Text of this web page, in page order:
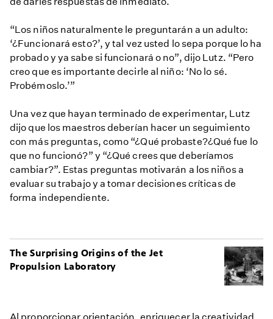
“Los niños naturalmente le preguntarán a un adulto:
‘¿Funcionará esto?’, y tal vez usted lo sepa porque lo ha
probado y ya sabe si funcionará o no”, dijo Lutz. “Pero
creo que es importante decirle al niño: ‘No lo sé.
Probémoslo.’”
Una vez que hayan terminado de experimentar, Lutz
dijo que los maestros deberían hacer un seguimiento
con más preguntas, como “¿Qué probaste?¿Qué fue lo
que no funcionó?” y “¿Qué crees que deberíamos
cambiar?”. Estas preguntas motivarán a los niños a
evaluar su trabajo y a tomar decisiones críticas de
forma independiente.
The Surprising Origins of the Jet
Propulsion Laboratory